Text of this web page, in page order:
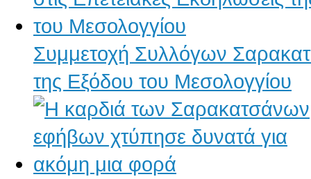
Συμμετοχή Συλλόγων
της Εξόδου του Μεσολογγίου